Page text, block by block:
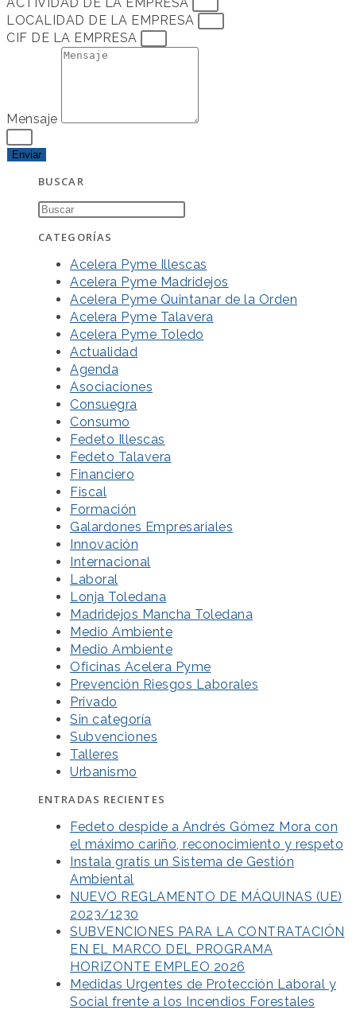
LOCALIDAD DE LA EMPRESA
CIF DE LA EMPRESA
Mensaje
Enviar
BUSCAR
CATEGORÍAS
Acelera Pyme Illescas
Acelera Pyme Madridejos
Acelera Pyme Quintanar de la Orden
Acelera Pyme Talavera
Acelera Pyme Toledo
Actualidad
Agenda
Asociaciones
Consuegra
Consumo
Fedeto Illescas
Fedeto Talavera
Financiero
Fiscal
Formación
Galardones Empresariales
Innovación
Internacional
Laboral
Lonja Toledana
Madridejos Mancha Toledana
Medio Ambiente
Medio Ambiente
Oficinas Acelera Pyme
Prevención Riesgos Laborales
Privado
Sin categoría
Subvenciones
Talleres
Urbanismo
ENTRADAS RECIENTES
Fedeto despide a Andrés Gómez Mora con
el máximo cariño, reconocimiento y respeto
Instala gratis un Sistema de Gestión
Ambiental
NUEVO REGLAMENTO DE MÁQUINAS (UE)
2023/1230
SUBVENCIONES PARA LA CONTRATACIÓN
EN EL MARCO DEL PROGRAMA
HORIZONTE EMPLEO 2026
Medidas Urgentes de Protección Laboral y
Social frente a los Incendios Forestales